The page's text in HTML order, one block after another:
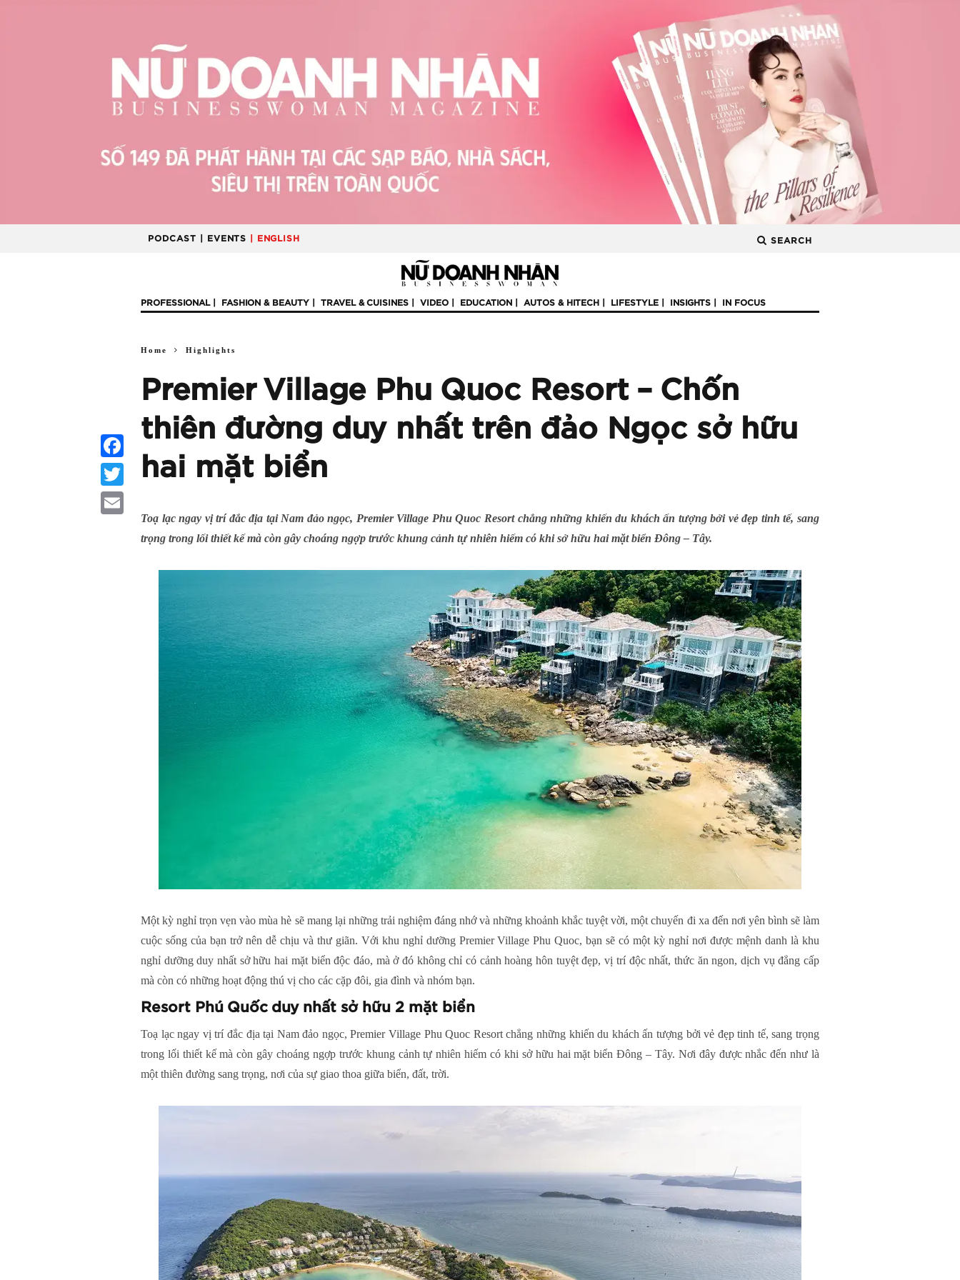
PODCAST | EVENTS | ENGLISH SEARCH
PROFESSIONAL FASHION & BEAUTY TRAVEL & CUISINES VIDEO EDUCATION AUTOS & HITECH LIFESTYLE INSIGHTS IN FOCUS
Home Highlights
Premier Village Phu Quoc Resort – Chốn
thiên đường duy nhất trên đảo Ngọc sở hữu
hai mặt biển
Toạ lạc ngay vị trí đắc địa tại Nam đảo ngọc, Premier Village Phu Quoc Resort chẳng những khiến du khách ấn tượng bởi vẻ đẹp tinh tế, sang
trọng trong lối thiết kế mà còn gây choáng ngợp trước khung cảnh tự nhiên hiếm có khi sở hữu hai mặt biển Đông – Tây.
Một kỳ nghỉ trọn vẹn vào mùa hè sẽ mang lại những trải nghiệm đáng nhớ và những khoảnh khắc tuyệt vời, một chuyến đi xa đến nơi yên bình sẽ làm
cuộc sống của bạn trở nên dễ chịu và thư giãn. Với khu nghỉ dưỡng Premier Village Phu Quoc, bạn sẽ có một kỳ nghỉ nơi được mệnh danh là khu
nghỉ dưỡng duy nhất sở hữu hai mặt biển độc đáo, mà ở đó không chỉ có cảnh hoàng hôn tuyệt đẹp, vị trí độc nhất, thức ăn ngon, dịch vụ đẳng cấp
mà còn có những hoạt động thú vị cho các cặp đôi, gia đình và nhóm bạn.
Resort Phú Quốc duy nhất sở hữu 2 mặt biển
Toạ lạc ngay vị trí đắc địa tại Nam đảo ngọc,Premier Village Phu Quoc Resortchẳng những khiến du khách ấn tượng bởi vẻ đẹp tinh tế, sang trọng
trong lối thiết kế mà còn gây choáng ngợp trước khung cảnh tự nhiên hiếm có khi sở hữu hai mặt biển Đông – Tây. Nơi đây được nhắc đến như là
một thiên đường sang trọng, nơi của sự giao thoa giữa biển, đất, trời.
Facebook
Twitter